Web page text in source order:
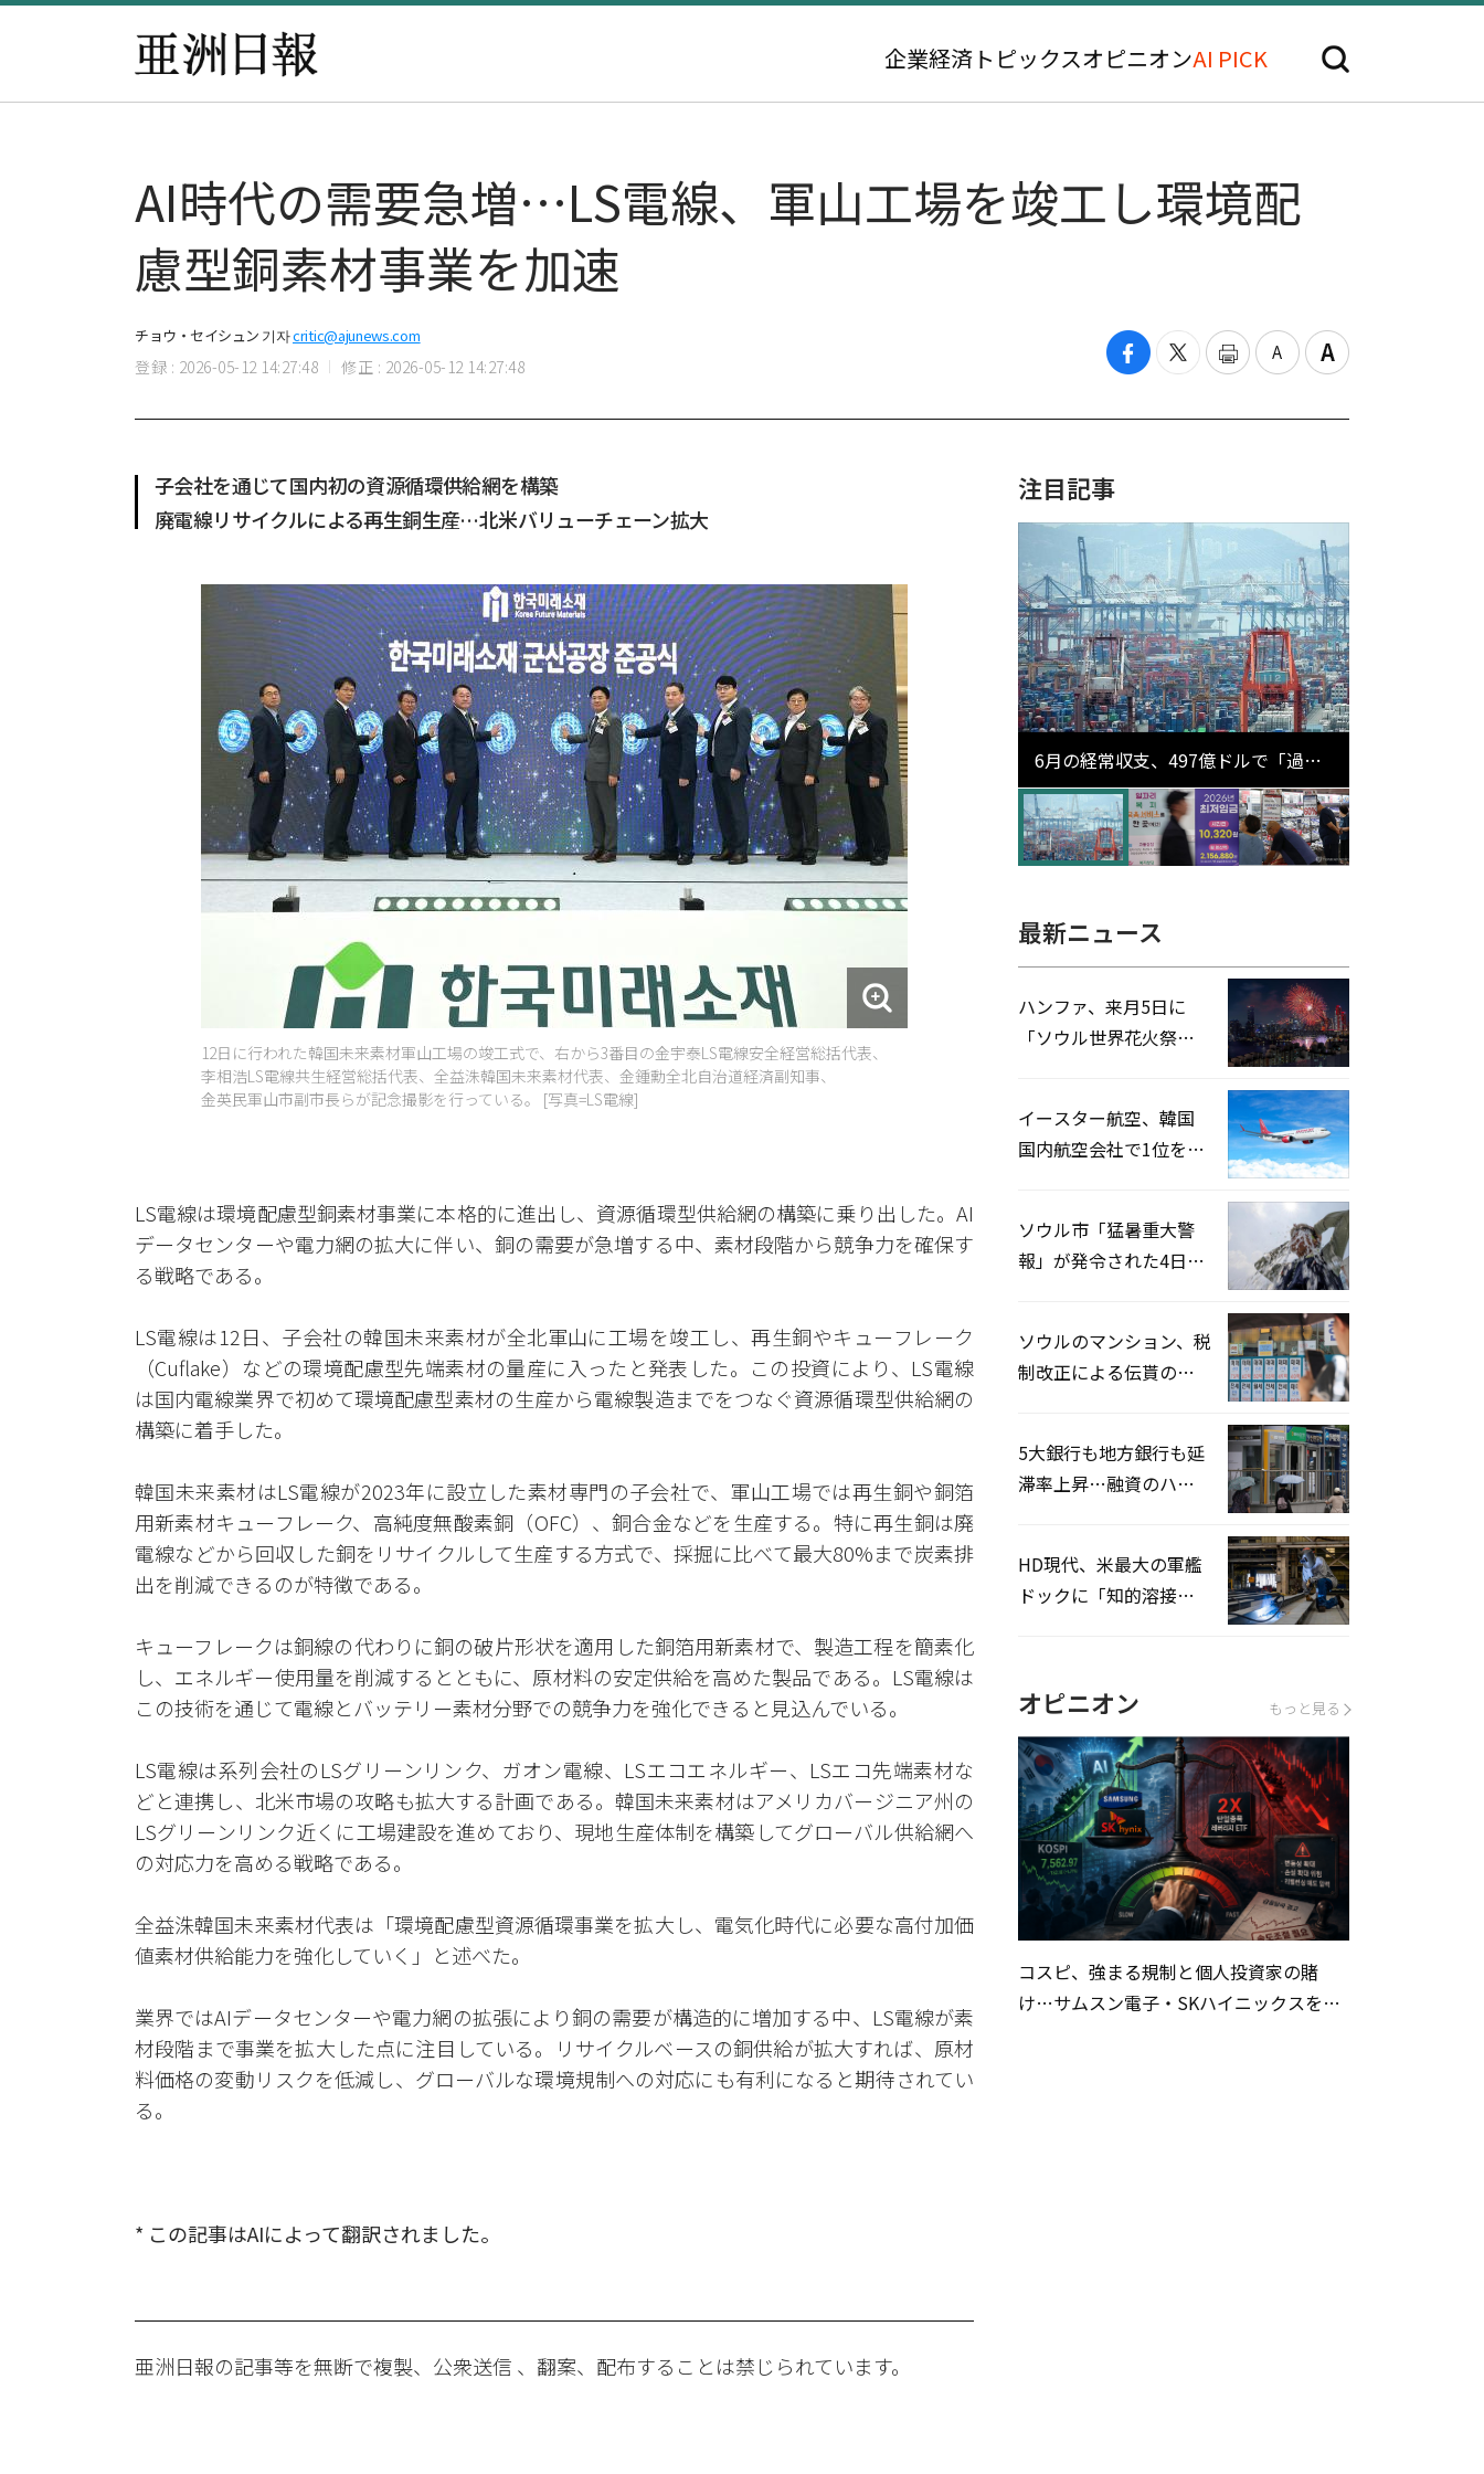
企業経済 トピックスオピニオンAI PICK
AI時代の需要急増…LS電線、軍山工場を竣工し環境配
慮型銅素材事業を加速
チョウ・セイシュン 기자critic@ajunews.com
登録 : 2026-05-12 14:27:48 修正 : 2026-05-12 14:27:48
子会社を通じて国内初の資源循環供給網を構築
廃電線リサイクルによる再生銅生産…北米バリューチェーン拡大
12日に行われた韓国未来素材軍山工場の竣工式で、右から3番目の金宇泰LS電線安全経営総括代表、
李相浩LS電線共生経営総括代表、全益洙韓国未来素材代表、金鍾勳全北自治道経済副知事、
金英民軍山市副市長らが記念撮影を行っている。 [写真=LS電線]
LS電線は環境配慮型銅素材事業に本格的に進出し、資源循環型供給網の構築に乗り出した。AI
データセンターや電力網の拡大に伴い、銅の需要が急増する中、素材段階から競争力を確保す
る戦略である。
LS電線は12日、子会社の韓国未来素材が全北軍山に工場を竣工し、再生銅やキューフレーク
（Cuflake）などの環境配慮型先端素材の量産に入ったと発表した。この投資により、LS電線
は国内電線業界で初めて環境配慮型素材の生産から電線製造までをつなぐ資源循環型供給網の
構築に着手した。
韓国未来素材はLS電線が2023年に設立した素材専門の子会社で、軍山工場では再生銅や銅箔
用新素材キューフレーク、高純度無酸素銅（OFC）、銅合金などを生産する。特に再生銅は廃
電線などから回収した銅をリサイクルして生産する方式で、採掘に比べて最大80%まで炭素排
出を削減できるのが特徴である。
キューフレークは銅線の代わりに銅の破片形状を適用した銅箔用新素材で、製造工程を簡素化
し、エネルギー使用量を削減するとともに、原材料の安定供給を高めた製品である。LS電線は
この技術を通じて電線とバッテリー素材分野での競争力を強化できると見込んでいる。
LS電線は系列会社のLSグリーンリンク、ガオン電線、LSエコエネルギー、LSエコ先端素材な
どと連携し、北米市場の攻略も拡大する計画である。韓国未来素材はアメリカバージニア州の
LSグリーンリンク近くに工場建設を進めており、現地生産体制を構築してグローバル供給網へ
の対応力を高める戦略である。
全益洙韓国未来素材代表は「環境配慮型資源循環事業を拡大し、電気化時代に必要な高付加価
値素材供給能力を強化していく」と述べた。
業界ではAIデータセンターや電力網の拡張により銅の需要が構造的に増加する中、LS電線が素
材段階まで事業を拡大した点に注目している。リサイクルベースの銅供給が拡大すれば、原材
料価格の変動リスクを低減し、グローバルな環境規制への対応にも有利になると期待されてい
る。
* この記事はAIによって翻訳されました。
亜洲日報の記事等を無断で複製、公衆送信 、翻案、配布することは禁じられています。
注目記事
6月の経常収支、497億ドルで「過去
最大」…輸出が初の1000億ドル突破
最新ニュース
ハンファ、来月5日に
「ソウル世界花火祭り
イースター航空、韓国
国内航空会社で1位を記
ソウル市「猛暑重大警
報」が発令された4日、
ソウルのマンション、税
制改正による伝貰の月
5大銀行も地方銀行も延
滞率上昇…融資のハー
HD現代、米最大の軍艦
ドックに「知的溶接」
オピニオン もっと見る
コスピ、強まる規制と個人投資家の賭
け…サムスン電子・SKハイニックスを巡